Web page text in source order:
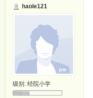
haole121
级别: 经院小学